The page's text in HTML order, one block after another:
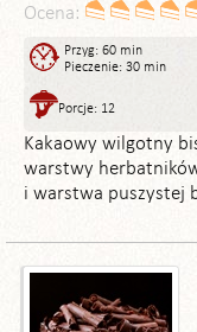
Ocena:
Przyg: 60 min
Pieczenie: 30 min
Porcje: 12
Kakaowy wilgotny
warstwy
i warstwa puszystej